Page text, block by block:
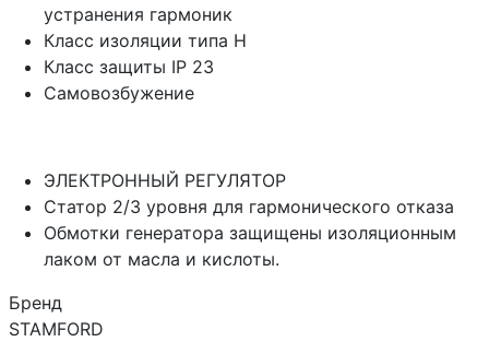
устранения гармоник
Класс изоляции типа H
Класс защиты IP 23
Самовозбужение
ЭЛЕКТРОННЫЙ РЕГУЛЯТОР
Статор 2/3 уровня для гармонического отказа
Обмотки генератора защищены изоляционным
лаком от масла и кислоты.
Бренд
STAMFORD